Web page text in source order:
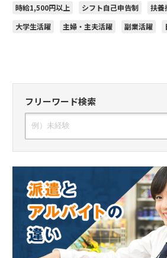
時給1,500円以上
シフト自己申告制
扶養
大学生活躍
主婦・主夫活躍 副業活躍
フリーワード検索